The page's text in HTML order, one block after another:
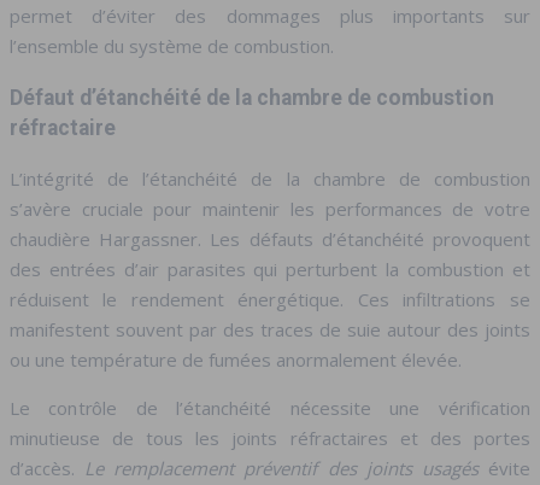
permet d’éviter des dommages plus importants sur
l’ensemble du système de combustion.
Défaut d’étanchéité de la chambre de combustion
réfractaire
L’intégrité de l’étanchéité de la chambre de combustion
s’avère cruciale pour maintenir les performances de votre
chaudière Hargassner. Les défauts d’étanchéité provoquent
des entrées d’air parasites qui perturbent la combustion et
réduisent le rendement énergétique. Ces infiltrations se
manifestent souvent par des traces de suie autour des joints
ou une température de fumées anormalement élevée.
Le contrôle de l’étanchéité nécessite une vérification
minutieuse de tous les joints réfractaires et des portes
d’accès. Le remplacement préventif des joints usagés évite